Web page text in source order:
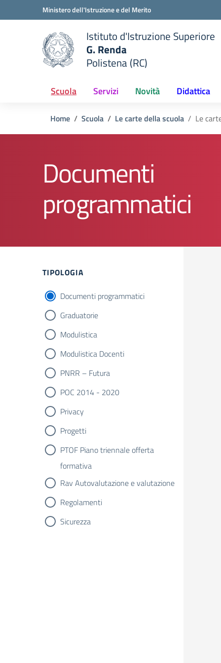
Vai ai contenuti
Vai al menu di navigazioneMinistero dell'Istruzione e del Merito
scuola
Istituto d'Istruzione Superiore
G. Renda
Polistena (RC)
Scuola Servizi Novità Didattica
Home Scuola Le carte della scuola Le
Documenti
programmatici
Filtri
TIPOLOGIA
Documenti programmatici
Graduatorie
Modulistica
Modulistica Docenti
PNRR – Futura
POC 2014 - 2020
Privacy
Progetti
PTOF Piano triennale offerta
formativa
Rav Autovalutazione e valutazione
Regolamenti
Sicurezza